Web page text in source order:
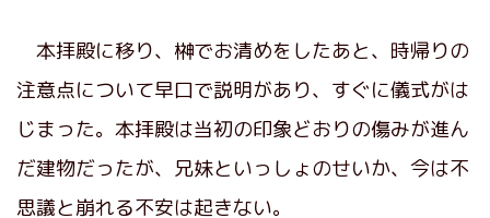
本拝殿に移り、榊でお清めをしたあと、時帰りの
注意点について早口で説明があり、すぐに儀式がは
じまった。本拝殿は当初の印象どおりの傷みが進ん
だ建物だったが、兄妹といっしょのせいか、今は不
思議と崩れる不安は起きない。